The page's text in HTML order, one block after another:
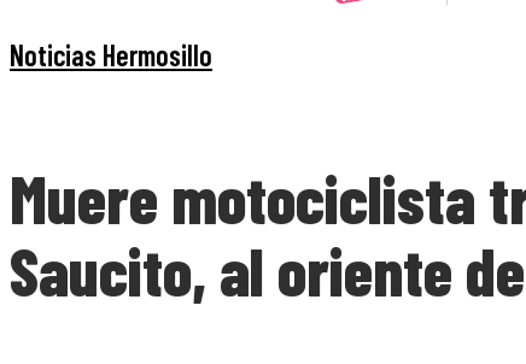
Noticias Hermosillo
Muere motociclista
Saucito, al oriente